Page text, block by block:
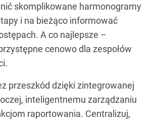
skomplikowane harmonogramy
i na bieżąco informować
A co najlepsze –
cenowo dla zespołów
przeszkód dzięki zintegrowanej
inteligentnemu zarządzaniu
raportowania. Centralizuj,